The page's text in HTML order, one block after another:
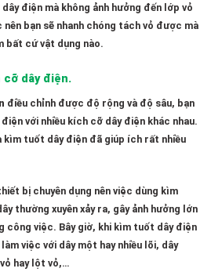
điện mà không ảnh hưởng đến lớp vỏ
bạn sẽ nhanh chóng tách vỏ được mà
bất cứ vật dụng nào.
cỡ dây điện.
điều chỉnh được độ rộng và độ sâu, bạn
với nhiều kích cỡ dây điện khác nhau.
kìm tuốt dây điện đã giúp ích rất nhiều
bị chuyên dụng nên việc dùng kìm
thường xuyên xảy ra, gây ảnh hưởng lớn
công việc. Bây giờ, khi kìm tuốt dây điện
việc với dây một hay nhiều lõi, dây
hay lột vỏ,…